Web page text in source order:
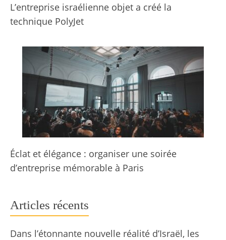
L’entreprise israélienne objet a créé la
technique PolyJet
Éclat et élégance : organiser une soirée
d’entreprise mémorable à Paris
Articles récents
Dans l’étonnante nouvelle réalité d’Israël, les